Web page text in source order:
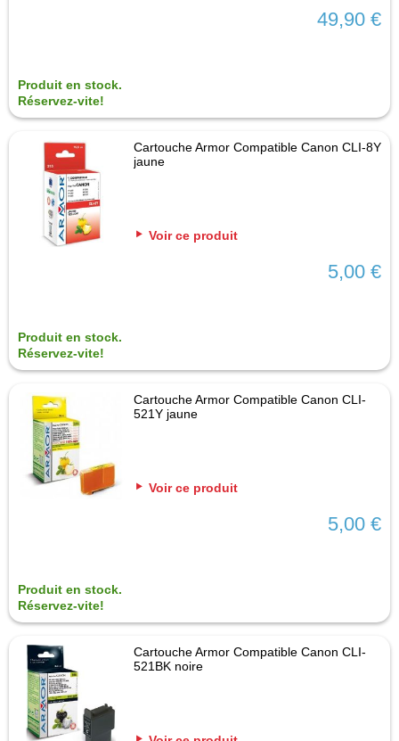
49,90 €
Produit en stock.
Réservez-vite!
Cartouche Armor Compatible Canon CLI-8Y
jaune
Voir ce produit
5,00 €
Produit en stock.
Réservez-vite!
Cartouche Armor Compatible Canon CLI-
521Y jaune
Voir ce produit
5,00 €
Produit en stock.
Réservez-vite!
Cartouche Armor Compatible Canon CLI-
521BK noire